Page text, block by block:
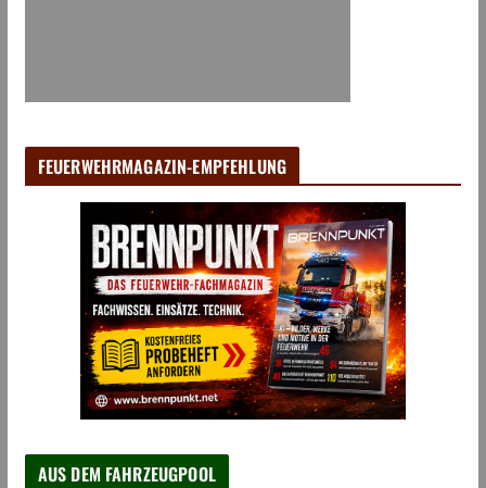
FEUERWEHRMAGAZIN-EMPFEHLUNG
AUS DEM FAHRZEUGPOOL